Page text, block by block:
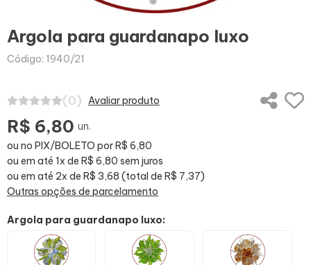
Argola para guardanapo luxo
Código: 1940/21
(0) Avaliar produto
R$ 6,80 un.
ou no PIX/BOLETO por R$ 6,80
ou em até 1x de R$ 6,80 sem juros
ou em até 2x de R$ 3,68 (total de R$ 7,37)
Outras opções de parcelamento
Argola para guardanapo luxo: